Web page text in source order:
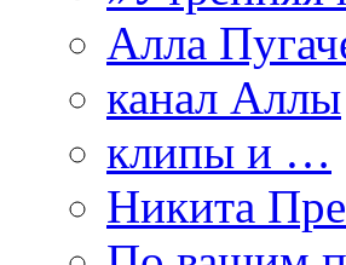
Алла
канал Аллы
клипы и …
Никита